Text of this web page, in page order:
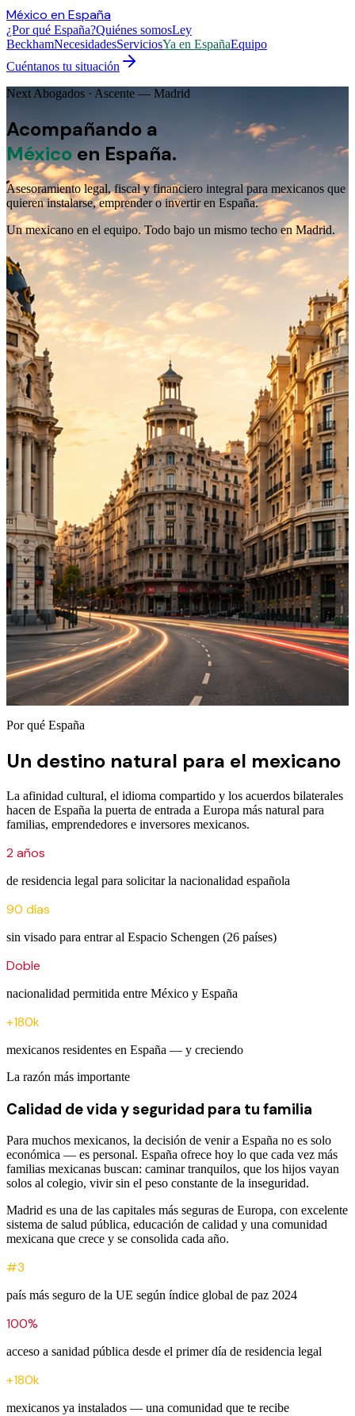
México enEspaña
¿Por qué España?Quiénes somosLey
BeckhamNecesidadesServiciosYa en EspañaEquipo
Cuéntanos tu situación
Next Abogados · Ascente — Madrid
Acompañando a
México en España.
Asesoramiento legal, fiscal y financiero integral para mexicanos que
quieren instalarse, emprender o invertir en España.
Un mexicano en el equipo. Todo bajo un mismo techo en Madrid.
Por qué España
Un destino natural para el mexicano
La afinidad cultural, el idioma compartido y los acuerdos bilaterales
hacen de España la puerta de entrada a Europa más natural para
familias, emprendedores e inversores mexicanos.
2 años
de residencia legal para solicitar la nacionalidad española
90 días
sin visado para entrar al Espacio Schengen (26 países)
Doble
nacionalidad permitida entre México y España
+180k
mexicanos residentes en España — y creciendo
La razón más importante
Calidad de vida y seguridad para tu familia
Para muchos mexicanos, la decisión de venir a España no es solo
económica — es personal. España ofrece hoy lo que cada vez más
familias mexicanas buscan: caminar tranquilos, que los hijos vayan
solos al colegio, vivir sin el peso constante de la inseguridad.
Madrid es una de las capitales más seguras de Europa, con excelente
sistema de salud pública, educación de calidad y una comunidad
mexicana que crece y se consolida cada año.
#3
país más seguro de la UE según índice global de paz 2024
100%
acceso a sanidad pública desde el primer día de residencia legal
+180k
mexicanos ya instalados — una comunidad que te recibe